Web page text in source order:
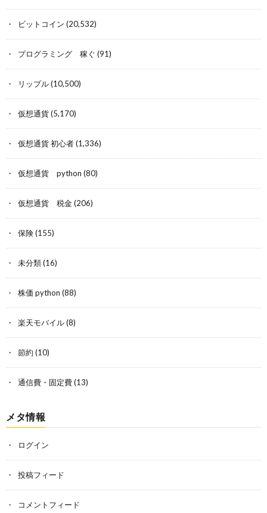
ビットコイン (20,532)
プログラミング 稼ぐ (91)
リップル(10,500)
仮想通貨(5,170)
仮想通貨 初心者(1,336)
仮想通貨 python (80)
仮想通貨 税金(206)
保険(155)
未分類(16)
株価 python (88)
楽天モバイル(8)
節約 (10)
通信費・固定費(13)
メタ情報
ログイン
投稿フィード
コメントフィード